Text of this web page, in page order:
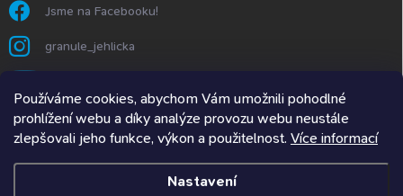
Používáme cookies, abychom Vám umožnili pohodlné
prohlížení webu a díky analýze provozu webu neustále
zlepšovali jeho funkce, výkon a použitelnost. Více informací
Nastavení
Jsme na Facebooku!
granule_jehlicka
Granule Jehlička.SK